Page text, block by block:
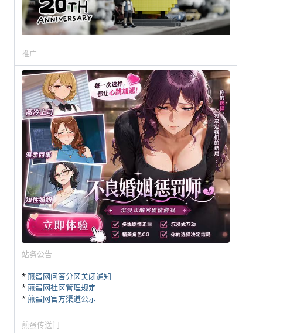
推广
站务公告
*煎蛋网问答分区关闭通知
*煎蛋网社区管理规定
*煎蛋网官方渠道公示
煎蛋传送门